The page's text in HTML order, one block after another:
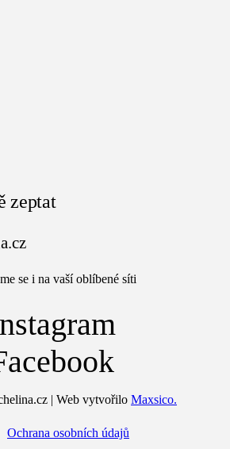
zeptat
se i na vaší oblíbené síti
| Web vytvořilo Maxsico.
Ochrana osobních údajů